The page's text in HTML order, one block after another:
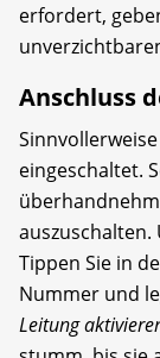
erfordert,
Anschluss
eingeschaltet.
auszuschalten.
Tippen Sie in
Nummer und
Leitung